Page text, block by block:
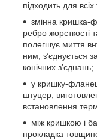
підходить для
змінна
ребро
полегшує миття
ним, з’єднується
конічних з’єднань;
у кришку-
штуцер,
встановлення
між кришкою і
прокладка